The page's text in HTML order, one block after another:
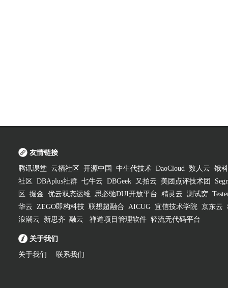
友情链接
腾讯课堂 云栖社区 开源中国 中生代技术 DaoCloud 数人云 饿
社区
DBAplus社群 七牛云 DBGeek 又拍云 美团点评技术团
区
掘金 优云双态运维 思必驰DUI开放平台 精灵云 测试窝
华云 ZEGO即构科技 联想超融合 AICUG 宜信技术学院 京东云
浪潮云
新思齐 融云 禅道项目管理软件 轻流无代码平台
关于我们
关于我们 联系我们